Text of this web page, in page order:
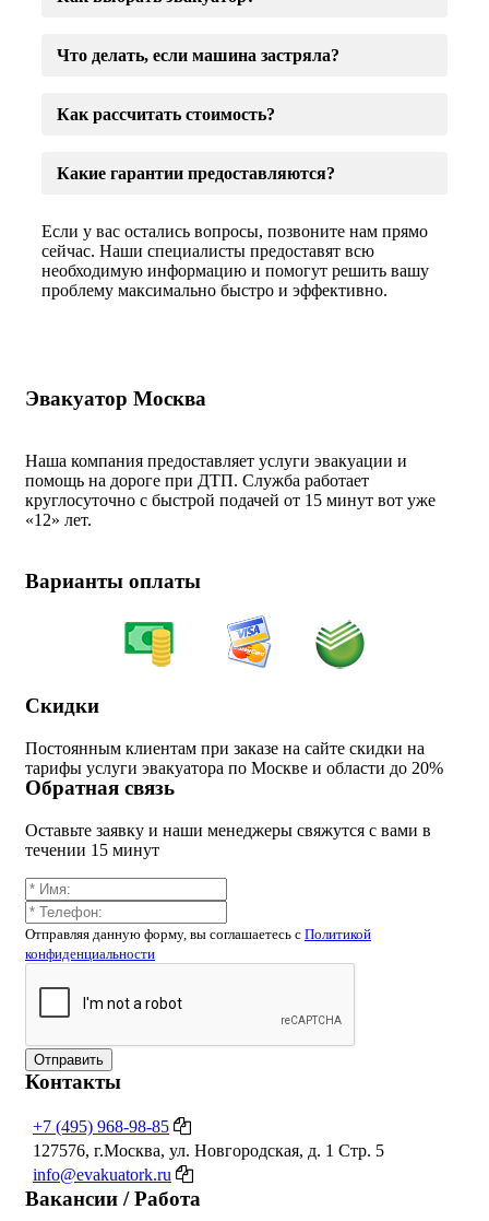
Что делать, если машина застряла?
Как рассчитать стоимость?
Какие гарантии предоставляются?
Если у вас остались вопросы, позвоните нам прямо
сейчас. Наши специалисты предоставят всю
необходимую информацию и помогут решить вашу
проблему максимально быстро и эффективно.
Эвакуатор Москва
Наша компания предоставляет услуги эвакуации и
помощь на дороге при ДТП. Служба работает
круглосуточно с быстрой подачей от 15 минут вот уже
«12» лет.
Варианты оплаты
Скидки
Постоянным клиентам при заказе на сайте скидки на
тарифы услуги эвакуатора по Москве и области до 20%
Обратная связь
Оставьте заявку и наши менеджеры свяжутся с вами в
течении 15 минут
Отправляя данную форму, вы соглашаетесь c Политикой
конфиденциальности
Отправить
Контакты
+7 (495) 968-98-85
127576, г.Москва, ул. Новгородская, д. 1 Стр. 5
info@evakuatork.ru
Вакансии / Работа